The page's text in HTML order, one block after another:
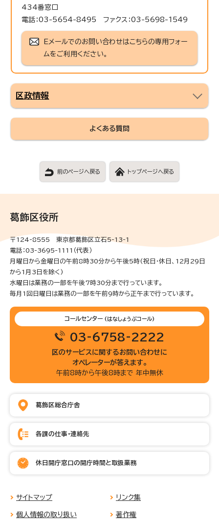
434番窓口
電話：03-5654-8495 ファクス：03-5698-1549
Eメールでのお問い合わせはこちらの専用フォー
ムをご利用ください。
区政情報
よくある質問
前のページへ戻る トップページへ戻る
葛飾区役所
〒124-8555 東京都葛飾区立石5-13-1
電話：03-3695-1111（代表）
月曜日から金曜日の午前8時30分から午後5時(祝日・休日、12月29日
から1月3日を除く)
水曜日は業務の一部を午後7時30分まで行っています。
毎月1回日曜日は業務の一部を午前9時から正午まで行っています。
コールセンター (はなしょうぶコール)
03-6758-2222
区のサービスに関するお問い合わせに
オペレーターが答えます。
午前8時から午後8時まで 年中無休
葛飾区総合庁舎
各課の仕事・連絡先
休日開庁窓口の開庁時間と取扱業務
サイトマップ リンク集
個人情報の取り扱い 著作権